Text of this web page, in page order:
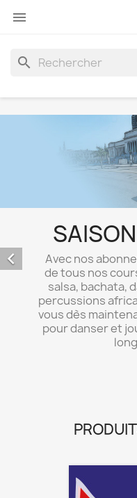

search
Avec nos
de tous nos
salsa, bachata,
percussions
vous dès
pour danser et
